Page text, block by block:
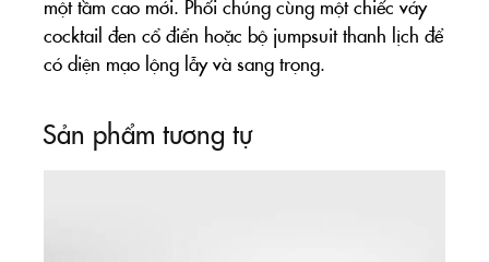
một tầm cao mới. Phối chúng cùng một chiếc váy
cocktail đen cổ điển hoặc bộ jumpsuit thanh lịch để
có diện mạo lộng lẫy và sang trọng.
Sản phẩm tương tự